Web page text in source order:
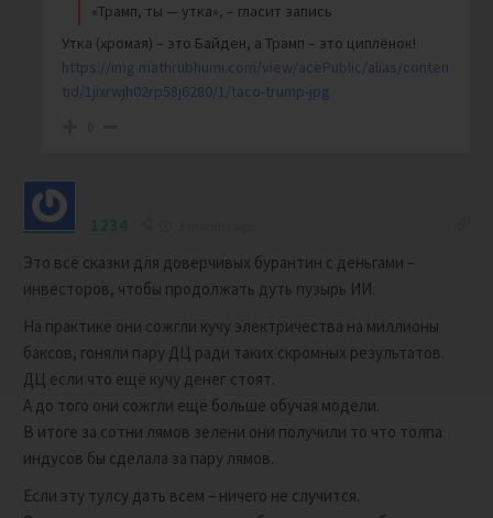
«Трамп, ты — утка», – гласит запись
Утка (хромая) – это Байден, а Трамп – это циплёнок!
https://img.mathrubhumi.com/view/acePublic/alias/conten
tid/1jixrwjh02rp58j6280/1/taco-trump-jpg
1234
Это всё сказки для доверчивых бурантин с деньгами –
инвесторов, чтобы продолжать дуть пузырь ИИ.
На практике они сожгли кучу электричества на миллионы
баксов, гоняли пару ДЦ ради таких скромных результатов.
ДЦ если что ещё кучу денег стоят.
А до того они сожгли ещё больше обучая модели.
В итоге за сотни лямов зелени они получили то что толпа
индусов бы сделала за пару лямов.
Если эту тулсу дать всем – ничего не случится.